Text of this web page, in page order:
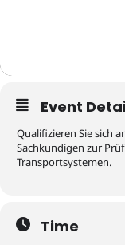
Event
Qualifizieren Sie sich
Sachkundigen zur
Transportsystemen.
Time